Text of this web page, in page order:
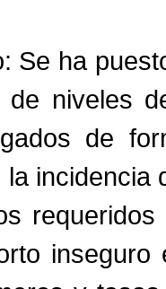
Se ha
de niveles
de
la